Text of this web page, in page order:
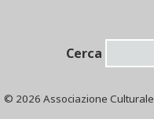
Cerca
© 2026 Associazione Culturale